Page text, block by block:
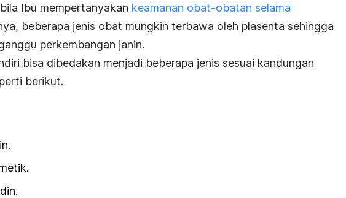
Ibu mempertanyakan keamanan obat-obatan selama
beberapa jenis obat mungkin terbawa oleh plasenta sehingga
perkembangan janin.
bisa dibedakan menjadi beberapa jenis sesuai kandungan
berikut.